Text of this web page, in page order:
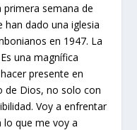
semana de
dado una iglesia
en 1947. La
una magnífica
presente en
de Dios, no solo con
Voy a enfrentar
lo que me voy a